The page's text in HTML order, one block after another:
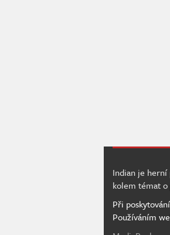
Indian je herní
kolem témat o
Při
Používáním